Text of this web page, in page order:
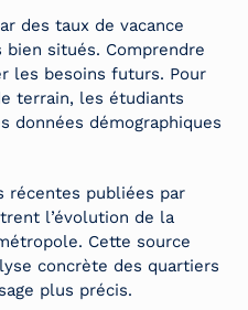
des taux de vacance
situés. Comprendre
les besoins futurs. Pour
terrain, les étudiants
données démographiques
récentes publiées par
l’évolution de la
Cette source
concrète des quartiers
plus précis.